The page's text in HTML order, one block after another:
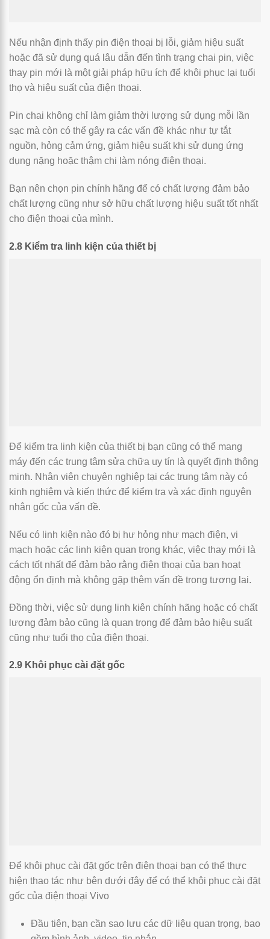
Nếu nhận định thấy pin điện thoại bị lỗi, giảm hiệu suất
hoặc đã sử dụng quá lâu dẫn đến tình trạng chai pin, việc
thay pin mới là một giải pháp hữu ích để khôi phục lại tuổi
thọ và hiệu suất của điện thoại.
Pin chai không chỉ làm giảm thời lượng sử dụng mỗi lần
sạc mà còn có thể gây ra các vấn đề khác như tự tắt
nguồn, hỏng cảm ứng, giảm hiệu suất khi sử dụng ứng
dụng nặng hoặc thậm chi làm nóng điện thoại.
Bạn nên chọn pin chính hãng để có chất lượng đảm bảo
chất lượng cũng như sở hữu chất lượng hiệu suất tốt nhất
cho điện thoại của mình.
2.8 Kiểm tra linh kiện của thiết bị
Để kiểm tra linh kiện của thiết bị bạn cũng có thể mang
máy đến các trung tâm sửa chữa uy tín là quyết định thông
minh. Nhân viên chuyên nghiệp tại các trung tâm này có
kinh nghiệm và kiến thức để kiểm tra và xác định nguyên
nhân gốc của vấn đề.
Nếu có linh kiện nào đó bị hư hỏng như mạch điện, vi
mạch hoặc các linh kiện quan trọng khác, việc thay mới là
cách tốt nhất để đảm bảo rằng điện thoại của bạn hoạt
động ổn định mà không gặp thêm vấn đề trong tương lai.
Đồng thời, việc sử dụng linh kiên chính hãng hoặc có chất
lượng đảm bảo cũng là quan trọng để đảm bảo hiệu suất
cũng như tuổi thọ của điện thoại.
2.9 Khôi phục cài đặt gốc
Để khôi phục cài đặt gốc trên điện thoại bạn có thể thực
hiện thao tác như bên dưới đây để có thể khôi phục cài đặt
gốc của điện thoại Vivo
Đầu tiên, bạn cần sao lưu các dữ liệu quan trọng, bao